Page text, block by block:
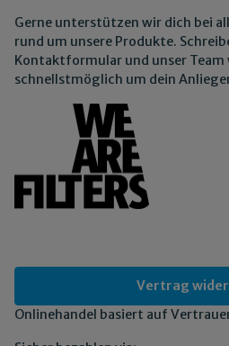
Gerne unterstützen wir dich bei
rund um unsere Produkte.
Kontaktformular und unser Team
schnellstmöglich um dein
Vertrag
Onlinehandel basiert auf